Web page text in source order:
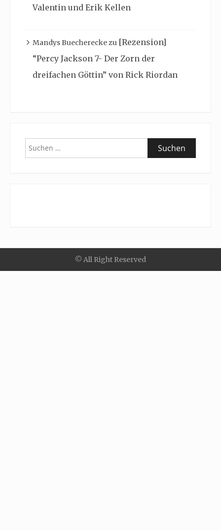
Valentin und Erik Kellen
Mandys Buechereckezu [Rezension]
“Percy Jackson 7- Der Zorn der
dreifachen Göttin” von Rick Riordan
Suchen
nach:
© All Right Reserved